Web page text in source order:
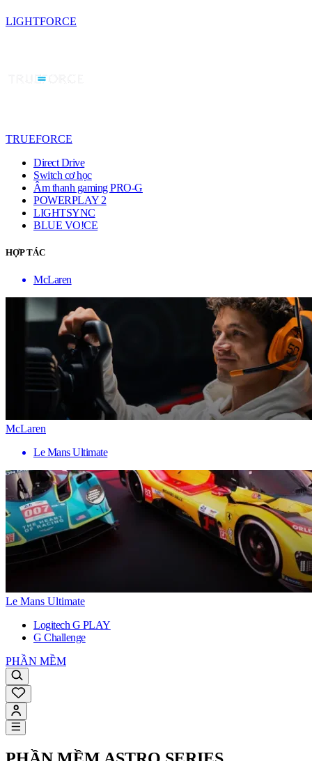
LIGHTFORCE
TRUEFORCE
Direct Drive
Switch cơ học
Âm thanh gaming PRO-G
POWERPLAY 2
LIGHTSYNC
BLUE VO!CE
HỢP TÁC
McLaren
McLaren
Le Mans Ultimate
Le Mans Ultimate
Logitech G PLAY
G Challenge
PHẦN MỀM